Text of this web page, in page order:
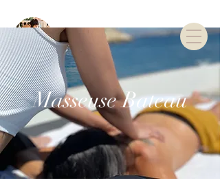
TARIFS & RDV
Masseuse Bateau